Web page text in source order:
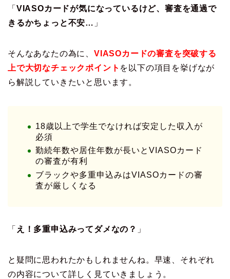
「 VIASOカードが気になっているけど、審査を通過で
きるかちょっと不安… 」
そんなあなたの為に、 VIASOカードの審査を突破する
上で大切なチェックポイント を以下の項目を挙げなが
ら解説していきたいと思います。
18歳以上で学生でなければ安定した収入が
必須
勤続年数や居住年数が長いとVIASOカード
の審査が有利
ブラックや多重申込みはVIASOカードの審
査が厳しくなる
「 え！多重申込みってダメなの？ 」
と疑問に思われたかもしれませんね。早速、それぞれ
の内容について詳しく見ていきましょう。